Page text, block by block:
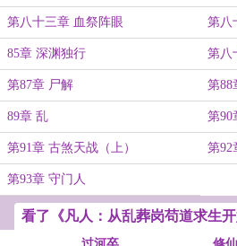
第八十三章 血祭阵眼 第八
85章 深渊独行 第八
第87章 尸解 第88
89章 乱 第90
第91章 古煞天战（上） 第92
第93章 守门人
看了《凡人：从乱葬岗苟道求生